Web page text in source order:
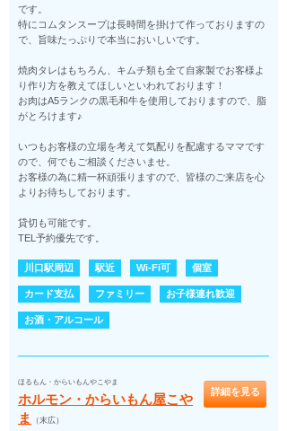
です。
特にコムタンスープは長時間を掛けて作っておりますの
で、旨味たっぷりで本当においしいです。
焼肉タレはもちろん、キムチ類も全て自家製でお客様よ
り作り方を教えてほしいといわれております！
お肉はA5ランクの黒毛和牛を使用しておりますので、脂
がとろけます♪
いつもお客様の立場を考えて気配りを配慮するママです
ので、何でもご相談くださいませ。
お客様の為に精一杯頑張りますので、皆様のご来店を心
よりお待ちしております。
貸切も可能です。
TEL予約優先です。
川口駅周辺 駅近 Wi-Fi可 個室
カード支払 ファミリー お子様連れ歓迎
お酒・アルコール
ほるもん・からいもんやこやま
ホルモン・からいもん屋こや
ま
（末広）
詳細を見る